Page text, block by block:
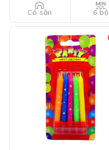
Có sẵn 6 bộ